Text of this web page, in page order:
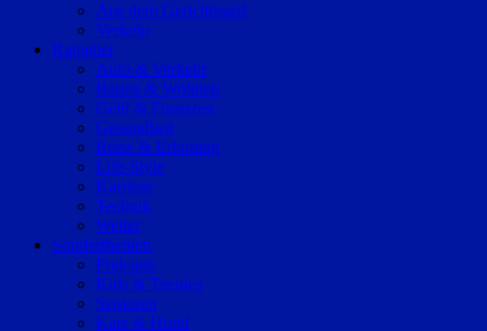
Aus dem Gerichtssaal
Verkehr
Ratgeber
Auto & Verkehr
Bauen & Wohnen
Geld & Finanzen
Gesundheit
Reise & Erholung
Life-Style
Karriere
Technik
Wetter
Sonderthemen
Podcasts
Kids & Teenies
Senioren
Katz & Hund